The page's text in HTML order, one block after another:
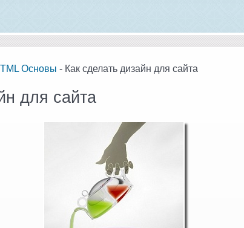
Основы - Как сделать дизайн для сайта
для сайта